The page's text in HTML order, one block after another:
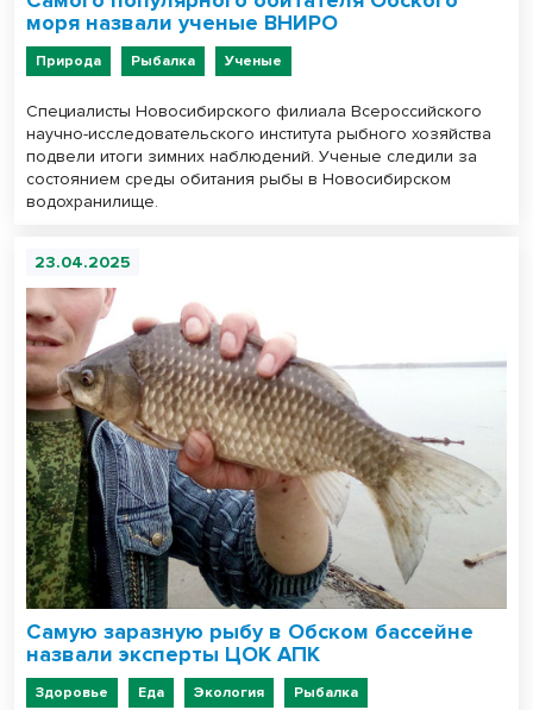
моря назвали ученые ВНИРО
Природа Рыбалка Ученые
Специалисты Новосибирского филиала Всероссийского
научно-исследовательского института рыбного хозяйства
подвели итоги зимних наблюдений. Ученые следили за
состоянием среды обитания рыбы в Новосибирском
водохранилище.
23.04.2025
Самую заразную рыбу в Обском бассейне
назвали эксперты ЦОК АПК
Здоровье Еда Экология Рыбалка